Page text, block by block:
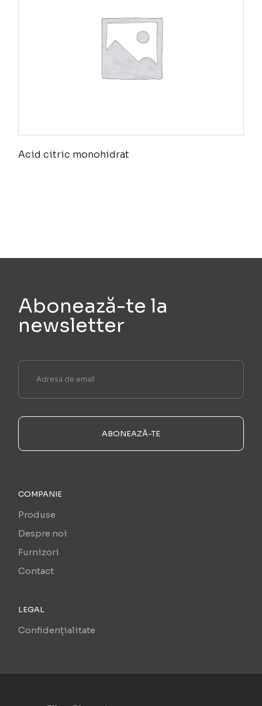
Acid citric monohidrat
Abonează-te la
newsletter
ABONEAZĂ-TE
COMPANIE
Produse
Despre noi
Furnizori
Contact
LEGAL
Confidențialitate